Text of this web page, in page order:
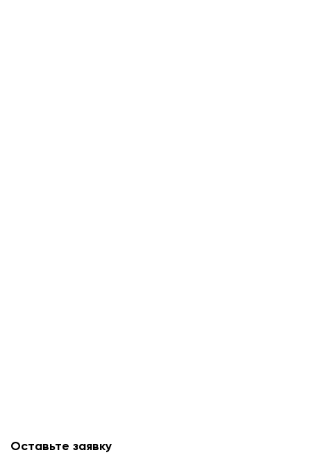
Оставьте заявку